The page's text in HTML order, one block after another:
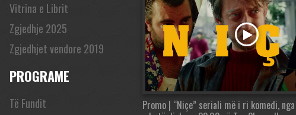
Vitrina e Librit
Zgjedhje 2025
Zgjedhjet vendore 2019
PROGRAME
Të Fundit
Promo | “Niçe” seriali më i ri komedi,